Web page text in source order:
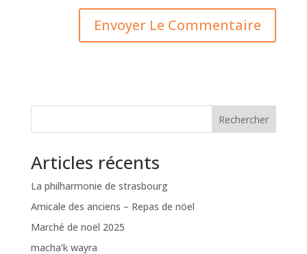
Rechercher
Articles récents
La philharmonie de strasbourg
Amicale des anciens – Repas de nöel
Marché de noël 2025
macha’k wayra